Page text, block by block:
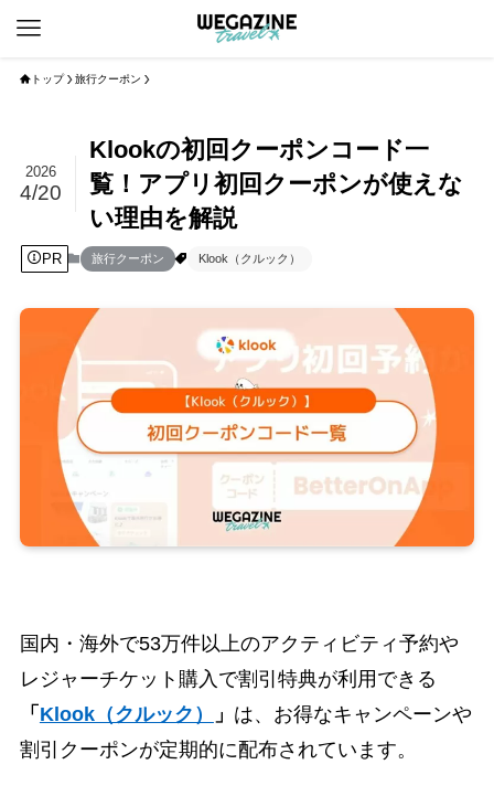
トップ 旅行クーポン
Klookの初回クーポンコード一
覧！アプリ初回クーポンが使えな
い理由を解説
2026
4/20
PR 旅行クーポン Klook（クルック）
国内・海外で53万件以上のアクティビティ予約や
レジャーチケット購入で割引特典が利用できる
「 Klook（クルック） 」 は、お得なキャンペーンや
割引クーポンが定期的に配布されています。